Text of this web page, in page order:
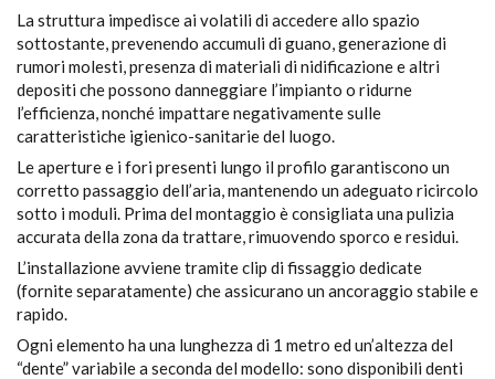
La struttura impedisce ai volatili di accedere allo spazio
sottostante, prevenendo accumuli di guano, generazione di
rumori molesti, presenza di materiali di nidificazione e altri
depositi che possono danneggiare l’impianto o ridurne
l’efficienza, nonché impattare negativamente sulle
caratteristiche igienico-sanitarie del luogo.
Le aperture e i fori presenti lungo il profilo garantiscono un
corretto passaggio dell’aria, mantenendo un adeguato ricircolo
sotto i moduli. Prima del montaggio è consigliata una pulizia
accurata della zona da trattare, rimuovendo sporco e residui.
L’installazione avviene tramite clip di fissaggio dedicate
(fornite separatamente) che assicurano un ancoraggio stabile e
rapido.
Ogni elemento ha una lunghezza di 1 metro ed un’altezza del
“dente” variabile a seconda del modello: sono disponibili denti